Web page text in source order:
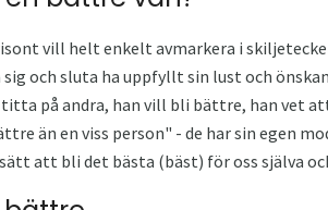
vill helt enkelt avmarkera i
och sluta ha uppfyllt sin lust och
på andra, han vill bli bättre, han vet
än en viss person" - de har sin egen
att bli det bästa (bäst) för oss själva